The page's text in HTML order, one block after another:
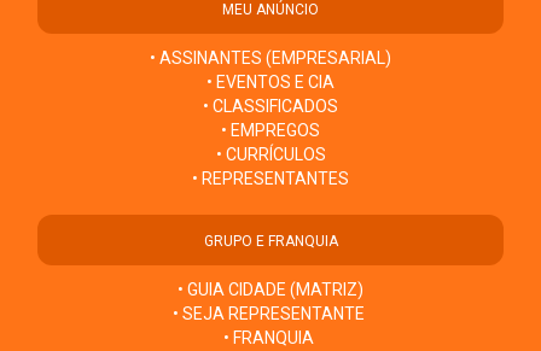
MEU ANÚNCIO
• ASSINANTES (EMPRESARIAL)
• EVENTOS E CIA
• CLASSIFICADOS
• EMPREGOS
• CURRÍCULOS
• REPRESENTANTES
GRUPO E FRANQUIA
• GUIA CIDADE (MATRIZ)
• SEJA REPRESENTANTE
• FRANQUIA